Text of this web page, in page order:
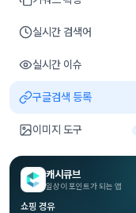
실시간 검색어
실시간 이슈
구글검색 등록
이미지 도구
캐시큐브
일상이 포인트가 되는 앱
쇼핑 경유